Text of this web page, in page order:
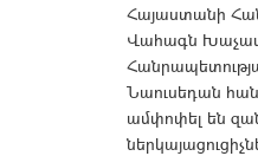
Հայաստանի
Վահագն
Նաուսեդան
ամփոփել են